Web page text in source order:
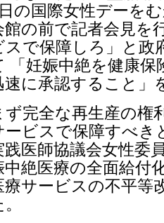
の国際女性デーを
館の前で記者会見を
スで保障しろ」と政
「妊娠中絶を健康
速に承認すること」
ず完全な再生産の権
ービスで保障すべき
践医師協議会女性委
中絶医療の全面給付
療サービスの不平等